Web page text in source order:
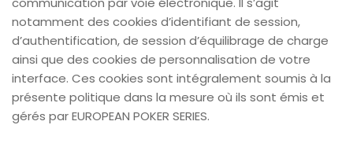
notamment des cookies d’identifiant de session,
d’authentification, de session d’équilibrage de charge
ainsi que des cookies de personnalisation de votre
interface. Ces cookies sont intégralement soumis à la
présente politique dans la mesure où ils sont émis et
gérés par EUROPEAN POKER SERIES.